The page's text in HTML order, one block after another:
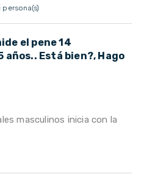
persona(s)
el pene 14
Está bien?, Hago
masculinos inicia con la